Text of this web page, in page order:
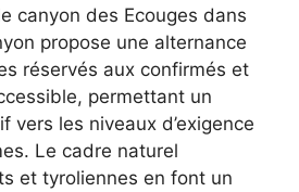
canyon des Ecouges dans
propose une alternance
réservés aux confirmés et
permettant un
vers les niveaux d’exigence
Le cadre naturel
et tyroliennes en font un